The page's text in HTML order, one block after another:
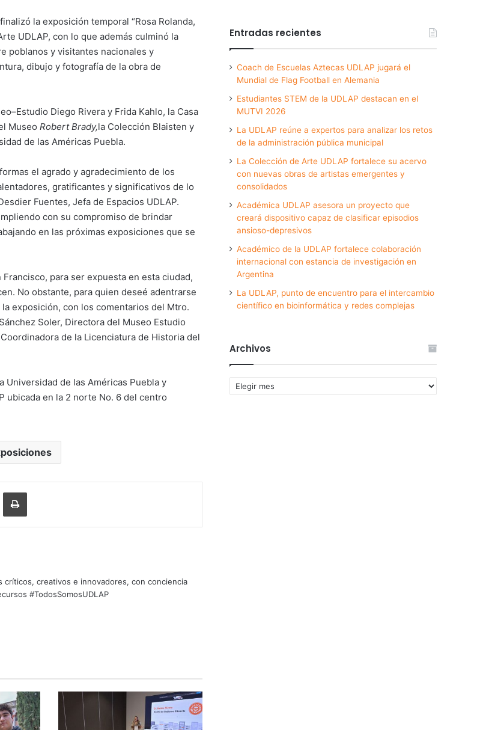
la exposición temporal “Rosa Rolanda,
UDLAP, con lo que además culminó la
poblanos y visitantes nacionales y
dibujo y fotografía de la obra de
Diego Rivera y Frida Kahlo, la Casa
Museo Robert Brady,la Colección Blaisten y
de las Américas Puebla.
el agrado y agradecimiento de los
gratificantes y significativos de lo
Fuentes, Jefa de Espacios UDLAP.
con su compromiso de brindar
en las próximas exposiciones que se
para ser expuesta en esta ciudad,
No obstante, para quien deseé adentrarse
exposición, con los comentarios del Mtro.
Soler, Directora del Museo Estudio
de la Licenciatura de Historia del
Universidad de las Américas Puebla y
ubicada en la 2 norte No. 6 del centro
via Email Print
creativos e innovadores, con conciencia
#TodosSomosUDLAP
Entradas recientes
Coach de Escuelas Aztecas UDLAP jugará el
Mundial de Flag Football en Alemania
Estudiantes STEM de la UDLAP destacan en el
MUTVI 2026
La UDLAP reúne a expertos para analizar los retos
de la administración pública municipal
La Colección de Arte UDLAP fortalece su acervo
con nuevas obras de artistas emergentes y
consolidados
Académica UDLAP asesora un proyecto que
creará dispositivo capaz de clasificar episodios
ansioso-depresivos
Académico de la UDLAP fortalece colaboración
internacional con estancia de investigación en
Argentina
La UDLAP, punto de encuentro para el intercambio
científico en bioinformática y redes complejas
Archivos
Archivos